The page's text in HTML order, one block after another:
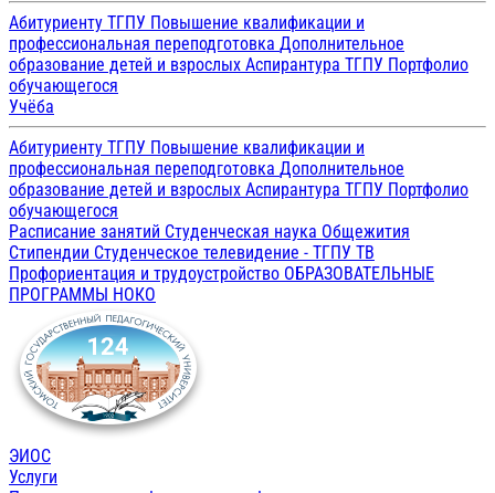
Абитуриенту ТГПУ Повышение квалификации и
профессиональная переподготовка Дополнительное
образование детей и взрослых Аспирантура ТГПУ Портфолио
обучающегося
Учёба
Абитуриенту ТГПУ Повышение квалификации и
профессиональная переподготовка Дополнительное
образование детей и взрослых Аспирантура ТГПУ Портфолио
обучающегося
Расписание занятий Студенческая наука Общежития
Стипендии Студенческое телевидение - ТГПУ ТВ
Профориентация и трудоустройство ОБРАЗОВАТЕЛЬНЫЕ
ПРОГРАММЫ НОКО
ЭИОС
Услуги